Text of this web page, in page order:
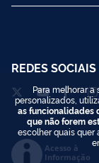
REDES SOCIAIS
Acesso à
Informação
Para melhorar
personalizados,
as funcionalidades
que não forem
escolher quais quer